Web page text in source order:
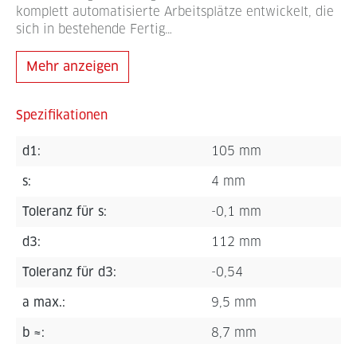
komplett automatisierte Arbeitsplätze entwickelt, die
sich in bestehende Fertig…
Mehr anzeigen
Spezifikationen
d1: 105 mm
s: 4 mm
Toleranz für s: -0,1 mm
d3: 112 mm
Toleranz für d3: -0,54
a max.: 9,5 mm
b ≈: 8,7 mm